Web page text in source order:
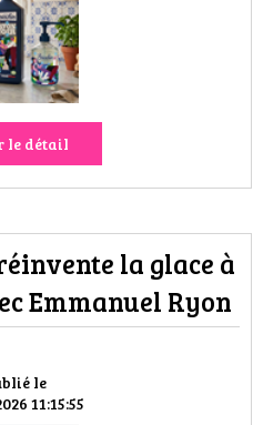
& LOISIRS
le détail
le
11:15:55
la glace à
Emmanuel Ryon